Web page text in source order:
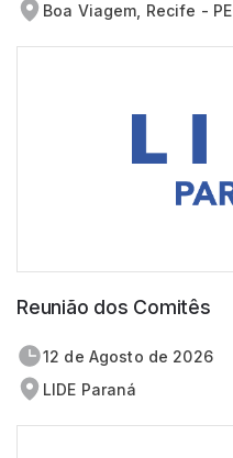
Boa Viagem, Recife - PE
Reunião dos Comitês
12 de agosto de 2026
LIDE Paraná